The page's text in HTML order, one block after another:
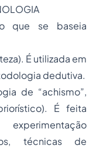
que se baseia
É utilizada em
dedutiva.
de “achismo”,
É feita
técnicas de